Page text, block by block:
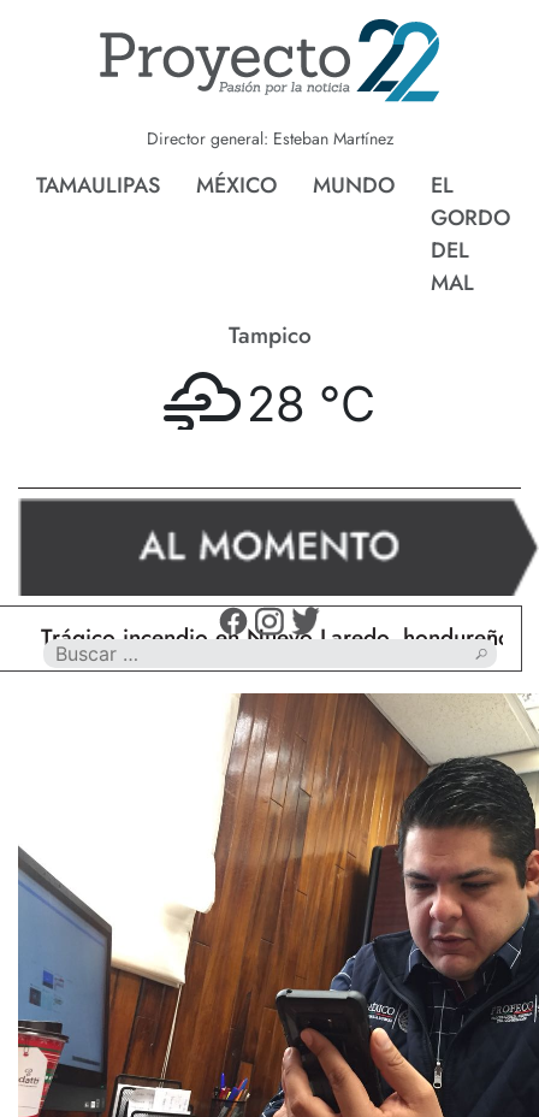
Director general: Esteban Martínez
TAMAULIPAS MÉXICO MUNDO
EL
GORDO
DEL
MAL
Tampico
28 °C
incendio en Nuevo Laredo, hondureño muere